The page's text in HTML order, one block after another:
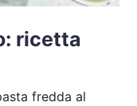
ricetta
fredda al